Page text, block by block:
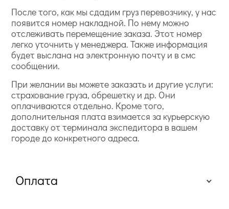
После того, как мы сдадим груз перевозчику, у нас
появится номер накладной. По нему можно
отслеживать перемещение заказа. Этот номер
легко уточнить у менеджера. Также информация
будет выслана на электронную почту и в смс
сообщении.
При желании вы можете заказать и другие услуги:
страхование груза, обрешетку и др. Они
оплачиваются отдельно. Кроме того,
дополнительная плата взимается за курьерскую
доставку от терминала экспедитора в вашем
городе до конкретного адреса.
Оплата